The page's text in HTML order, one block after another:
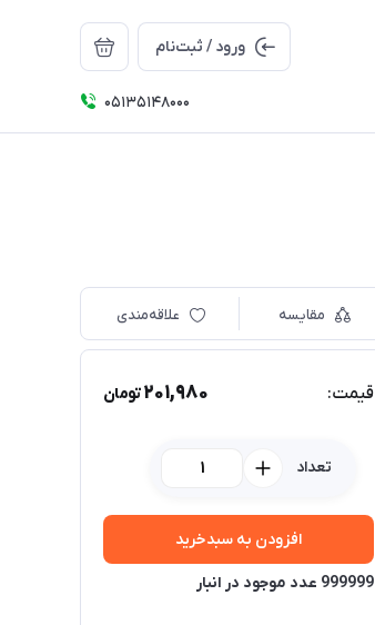
ورود / ثبت‌نام
05135148000
مقایسه علاقه‌مندی
قیمت: 201,980تومان
تعداد
افزودن به سبدخرید
999999 عدد موجود در انبار